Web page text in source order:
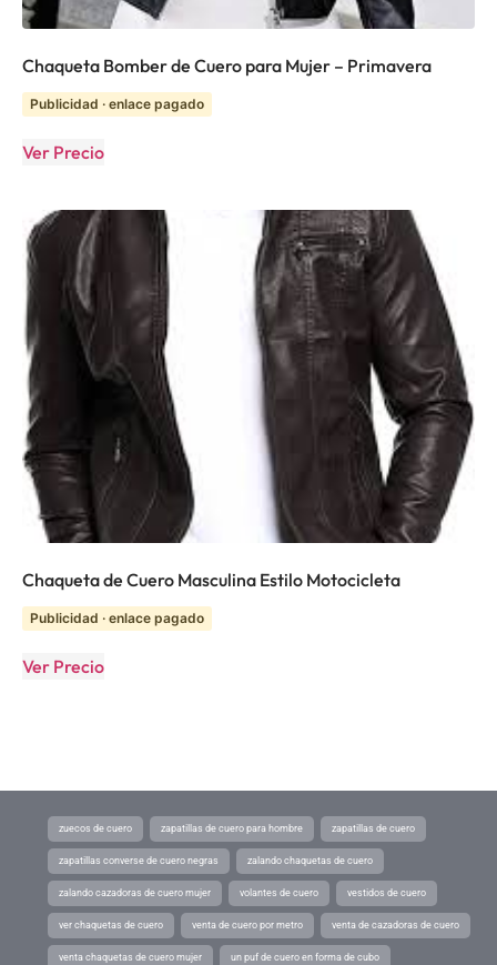
Chaqueta Bomber de Cuero para Mujer – Primavera
Publicidad · enlace pagado
Ver Precio
Chaqueta de Cuero Masculina Estilo Motocicleta
Publicidad · enlace pagado
Ver Precio
zuecos de cuero zapatillas de cuero para hombre zapatillas de cuero
zapatillas converse de cuero negras zalando chaquetas de cuero
zalando cazadoras de cuero mujer volantes de cuero vestidos de cuero
ver chaquetas de cuero venta de cuero por metro venta de cazadoras de cuero
venta chaquetas de cuero mujer un puf de cuero en forma de cubo